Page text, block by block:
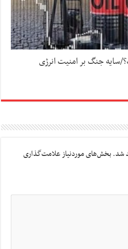
شد.بخش‌های موردنیاز علامت‌گذاری